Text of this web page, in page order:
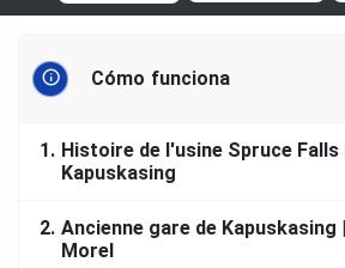
Cómo funciona
1. Histoire de l'usine Spruce Falls
Kapuskasing
2. Ancienne gare de Kapuskasing
Morel